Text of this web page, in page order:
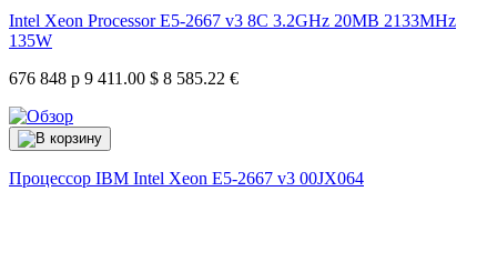
Intel Xeon Processor E5-2667 v3 8C 3.2GHz 20MB 2133MHz
135W
676 848 р 9 411.00 $ 8 585.22 €
Процессор IBM Intel Xeon E5-2667 v3 00JX064